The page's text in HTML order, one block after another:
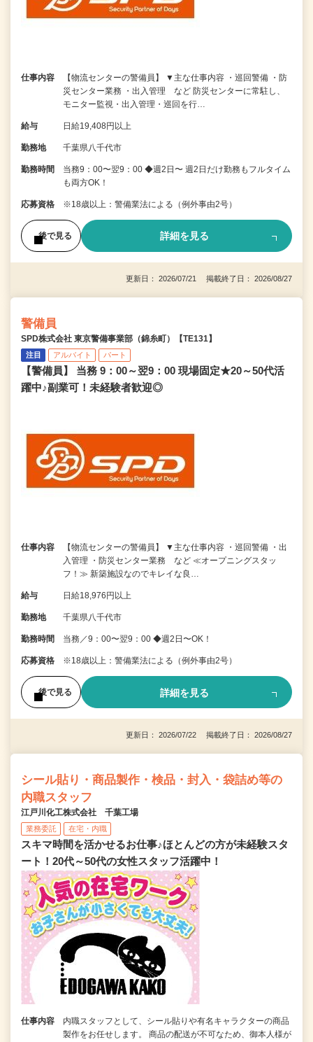
仕事内容
【物流センターの警備員】 ▼主な仕事内容 ・巡回警備 ・防
災センター業務 ・出入管理 など 防災センターに常駐し、
モニター監視・出入管理・巡回を行…
給与 日給19,408円以上
勤務地 千葉県八千代市
勤務時間
当務9：00〜翌9：00 ◆週2日〜 週2日だけ勤務もフルタイム
も両方OK！
応募資格 ※18歳以上：警備業法による（例外事由2号）
後で見る 詳細を見る
更新日： 2026/07/21 掲載終了日： 2026/08/27
警備員
SPD株式会社 東京警備事業部（錦糸町）【TE131】
注目 アルバイト パート
【警備員】 当務 9：00～翌9：00 現場固定★20～50代活
躍中♪副業可！未経験者歓迎◎
仕事内容
【物流センターの警備員】 ▼主な仕事内容 ・巡回警備 ・出
入管理 ・防災センター業務 など ≪オープニングスタッ
フ！≫ 新築施設なのでキレイな良…
給与 日給18,976円以上
勤務地 千葉県八千代市
勤務時間 当務／9：00〜翌9：00 ◆週2日〜OK！
応募資格 ※18歳以上：警備業法による（例外事由2号）
後で見る 詳細を見る
更新日： 2026/07/22 掲載終了日： 2026/08/27
シール貼り・商品製作・検品・封入・袋詰め等の
内職スタッフ
江戸川化工株式会社 千葉工場
業務委託 在宅・内職
スキマ時間を活かせるお仕事♪ほとんどの方が未経験スタ
ート！20代～50代の女性スタッフ活躍中！
仕事内容
内職スタッフとして、シール貼りや有名キャラクターの商品
製作をお任せします。 商品の配送が不可なため、御本人様が